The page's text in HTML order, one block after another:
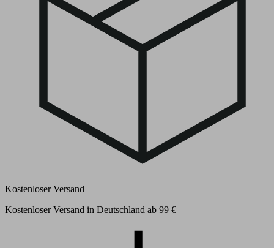
Kostenloser Versand
Kostenloser Versand in Deutschland ab 99 €